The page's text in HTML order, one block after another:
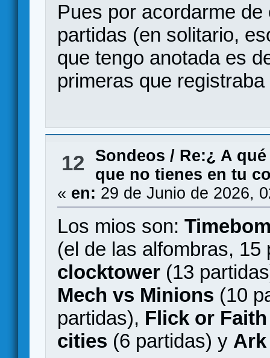
Pues por acordarme
partidas (en solitario,
que tengo anotada es
primeras que
12 Sondeos / Re:¿ A
que no tienes en tu
« en: 29 de Junio de 2026,
Los mios son:
(el de las alfombras,
clocktower (13
Mech vs Minions (10
partidas), Flick or Faith
cities (6 partidas) y Ark